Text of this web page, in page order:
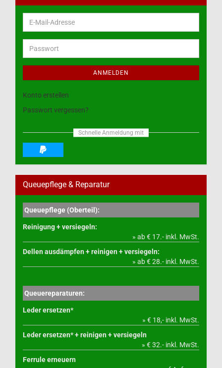
E-
Mail-
Adresse
Passwort
ANMELDEN
Konto erstellen
Passwort vergessen?
Schnelle Anmeldung mit
Queuepflege & Reparatur
Queuepflege (Oberteil):
Reinigung + versiegeln:
» ab € 17.- inkl. MwSt.
Dellen ausdämpfen + reinigen + versiegeln:
» ab € 28.- inkl. MwSt.
Queuereparaturen:
Leder ersetzen*
» € 18,- inkl. MwSt.
Leder ersetzen* + reinigen + versiegeln
» € 32.- inkl. MwSt.
Ferrule erneuern